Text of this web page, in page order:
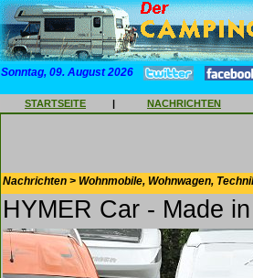
Sonntag, 09. August 2026
STARTSEITE | NACHRICHTEN
Nachrichten > Wohnmobile, Wohnwagen,
HYMER Car - Made